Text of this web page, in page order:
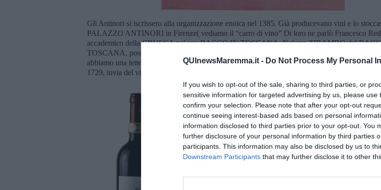
QUInewsMaremma.it - Do Not Process My Personal
If you wish to opt-out of the sale, sharing to third parties, or
sensitive information for targeted advertising by us, please use
confirm your selection. Please note that after your opt-out
continue seeing interest-based ads based on personal
information disclosed to third parties prior to your opt-out. You
further disclosure of your personal information by third parties
participants. This information may also be disclosed by us to
Downstream Participants that may further disclose it to other
Gli Antinori si iscrissero alla organizzazione enoica nel 1385. Già producevano vini e lo
PALAZZO ANTINORI in Firenze( vediamo il “carro di vino” Di loro ne parlò Francesco
accademico della CRUSCA nel suo BACCO IN TOSCANA. Nel suo TIRAMBO del
TOSCANA, possiamo trovarci anche poesie sul vino.
abbiamo una lettera scritta, 1656, all'amico Diacinto Cestoni di Livorno. Infine Donato
1729, invia del vino LEATICO al cugino Niccolò.